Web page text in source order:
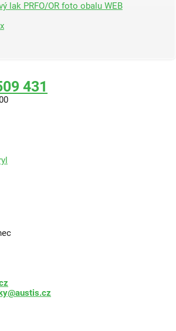
lak PRFO/OR foto obalu WEB
431